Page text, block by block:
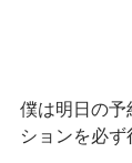
僕は明日の
ションを必ず